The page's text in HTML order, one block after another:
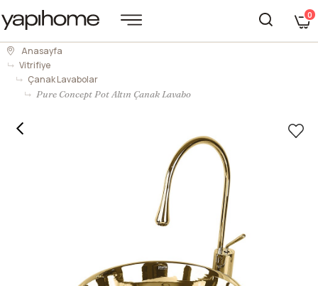
0
Anasayfa
Vitrifiye
Çanak Lavabolar
Pure Concept Pot Altın Çanak Lavabo